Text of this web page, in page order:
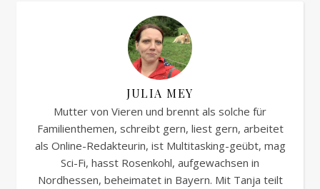
JULIA MEY
Mutter von Vieren und brennt als solche für
Familienthemen, schreibt gern, liest gern, arbeitet
als Online-Redakteurin, ist Multitasking-geübt, mag
Sci-Fi, hasst Rosenkohl, aufgewachsen in
Nordhessen, beheimatet in Bayern. Mit Tanja teilt